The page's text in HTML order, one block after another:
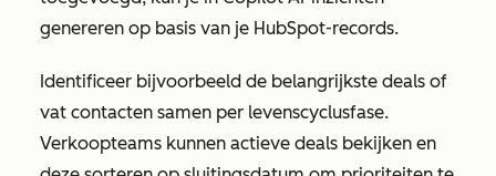
genereren op basis van je HubSpot-records.
Identificeer bijvoorbeeld de belangrijkste deals of
vat contacten samen per levenscyclusfase.
Verkoopteams kunnen actieve deals bekijken en